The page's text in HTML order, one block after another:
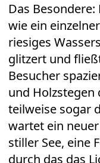
Das
wie ein
riesiges
glitzert und
Besucher
und Holzstegen
teilweise sogar
wartet ein
stiller See, eine
durch das das